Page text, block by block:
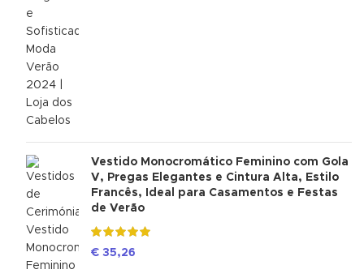
Vestido Monocromático Feminino com Gola
V, Pregas Elegantes e Cintura Alta, Estilo
Francês, Ideal para Casamentos e Festas
de Verão
€ 35,26